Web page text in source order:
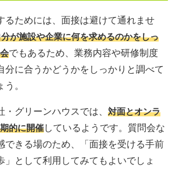
るためには、面接は避けて通れませ
が施設や企業に何を求めるのかをしっ
でもあるため、業務内容や研修制度
分に合うかどうかをしっかりと調べて
。
・グリーンハウスでは、対面とオンラ
的に開催しているようです。質問会な
できる場のため、「面接を受ける手前
」として利用してみてもよいでしょ